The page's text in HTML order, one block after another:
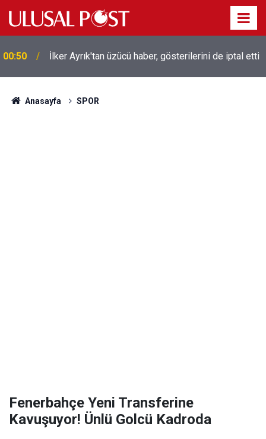
00:50
İlker Ayrık'tan üzücü haber, gösterilerini de iptal etti
00:39
Liverpool efsanesi Mısırlı yıldız Mohamed Salah
Trabzonspor ile anlaştı! Yarın geliyor
Anasayfa SPOR
Fenerbahçe Yeni Transferine
Kavuşuyor! Ünlü Golcü Kadroda